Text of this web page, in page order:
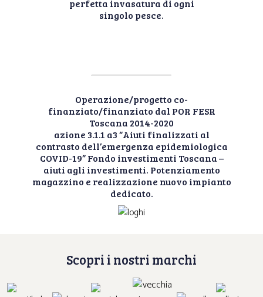
perfetta invasatura di ogni
singolo pesce.
Operazione/progetto co-
finanziato/finanziato dal POR FESR
Toscana 2014-2020
azione 3.1.1 a3 “Aiuti finalizzati al
contrasto dell’emergenza epidemiologica
COVID-19” Fondo investimenti Toscana –
aiuti agli investimenti. Potenziamento
magazzino e realizzazione nuovo impianto
dedicato.
Scopri i nostri marchi